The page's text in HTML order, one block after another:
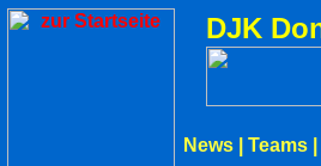
DJK
News Teams